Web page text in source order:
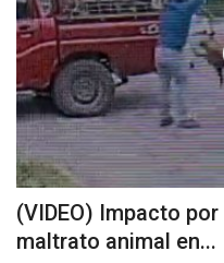
(VIDEO) Impacto
maltrato animal en...